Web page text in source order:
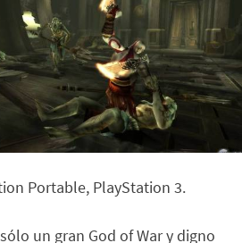
Portable, PlayStation 3.
un gran God of War y digno